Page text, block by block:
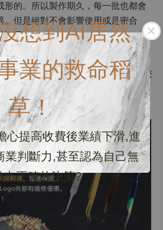
想到AI居然
業的救命稻
草！
心提高收費後業績下滑,進
業判斷力,甚至認為自己無
出正確的決策?
形的。所以製作期久，每一批也都會
。但是絕對不會影響使用或是密合
深思。
以可能同一批或是不同批都略有一
完全不影響使用或功能！買過我們家夾
果再次回購發現夾子有些許差異喔！
品質保證的！請放心購買！